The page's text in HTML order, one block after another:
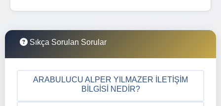
Sıkça Sorulan Sorular
ARABULUCU ALPER YILMAZER İLETIŞIM
BILGISI NEDIR?